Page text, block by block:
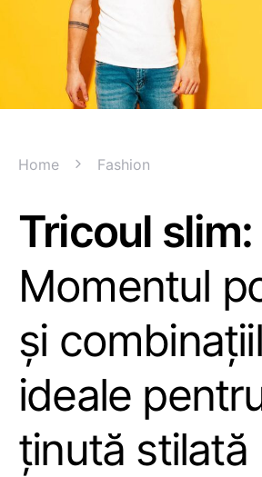
Home Fashion
Tricoul slim:
Momentul
și
ideale
ținută stilată